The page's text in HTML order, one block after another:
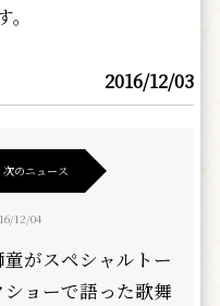
2016/12/03
次のニュース
12/04
童がスペシャルトー
ショーで語った歌舞